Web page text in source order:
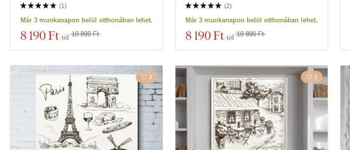
(1)
Már 3 munkanapon belül otthonában lehet.
8 190 Ft-tól 10 890 Ft
(2)
Már 3 munkanapon belül otthonában lehet.
8 190 Ft-tól 10 890 Ft
2 3